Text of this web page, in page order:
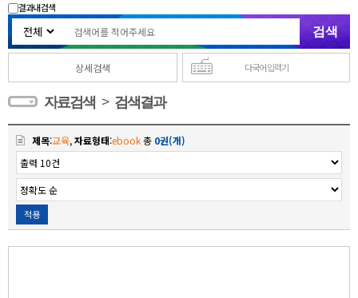
결과내 검색
상세검색 다국어 입력기
자료검색 > 검색결과
제목:교육,자료형태:ebook총 0권(개)
적용